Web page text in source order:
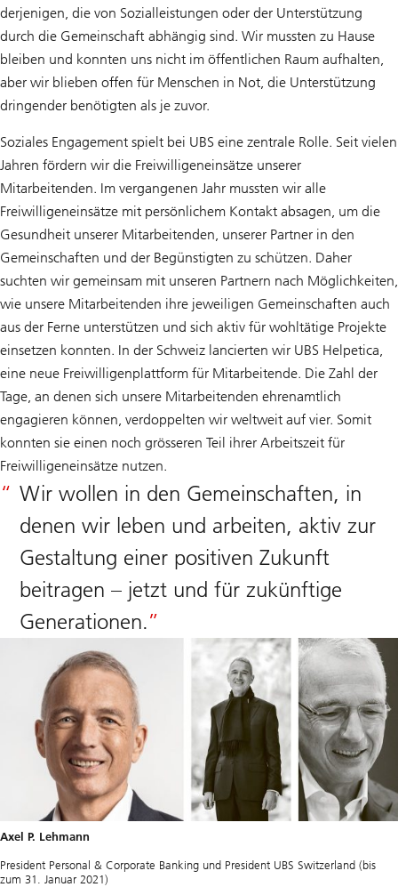
derjenigen, die von Sozialleistungen oder der Unterstützung
durch die Gemeinschaft abhängig sind. Wir mussten zu Hause
bleiben und konnten uns nicht im öffentlichen Raum aufhalten,
aber wir blieben offen für Menschen in Not, die Unterstützung
dringender benötigten als je zuvor.
Soziales Engagement spielt bei UBS eine zentrale Rolle. Seit vielen
Jahren fördern wir die Freiwilligeneinsätze unserer
Mitarbeitenden. Im vergangenen Jahr mussten wir alle
Freiwilligeneinsätze mit persönlichem Kontakt absagen, um die
Gesundheit unserer Mitarbeitenden, unserer Partner in den
Gemeinschaften und der Begünstigten zu schützen. Daher
suchten wir gemeinsam mit unseren Partnern nach Möglichkeiten,
wie unsere Mitarbeitenden ihre jeweiligen Gemeinschaften auch
aus der Ferne unterstützen und sich aktiv für wohltätige Projekte
einsetzen konnten. In der Schweiz lancierten wir UBS Helpetica,
eine neue Freiwilligenplattform für Mitarbeitende. Die Zahl der
Tage, an denen sich unsere Mitarbeitenden ehrenamtlich
engagieren können, verdoppelten wir weltweit auf vier. Somit
konnten sie einen noch grösseren Teil ihrer Arbeitszeit für
Freiwilligeneinsätze nutzen.
Wir wollen in den Gemeinschaften, in
denen wir leben und arbeiten, aktiv zur
Gestaltung einer positiven Zukunft
beitragen – jetzt und für zukünftige
Generationen.
Axel P. Lehmann
President Personal & Corporate Banking und President UBS Switzerland (bis
zum 31. Januar 2021)